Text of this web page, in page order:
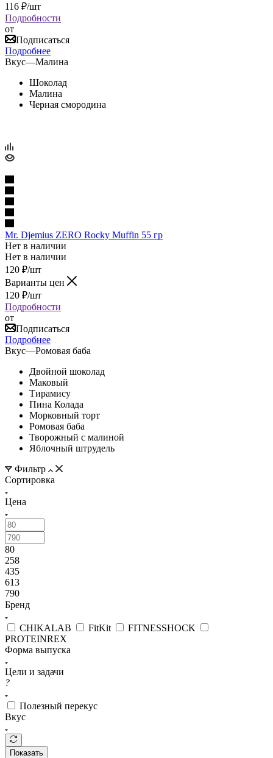
116 ₽/шт
Подробности
от
Подписаться
Подробнее
Вкус—Малина
Шоколад
Малина
Черная смородина
Mr. Djemius ZERO Rocky Muffin 55 гр
Нет в наличии
Нет в наличии
120 ₽/шт
Варианты цен
120 ₽/шт
Подробности
от
Подписаться
Подробнее
Вкус—Ромовая баба
Двойной шоколад
Маковый
Тирамису
Пина Колада
Морковный торт
Ромовая баба
Творожный с малиной
Яблочный штрудель
Фильтр
Сортировка
Цена
80
258
435
613
790
Бренд
CHIKALAB FitKit
FITNESSHOCK
PROTEINREX
Форма выпуска
Цели и задачи
?
Полезный перекус
Вкус
Показать